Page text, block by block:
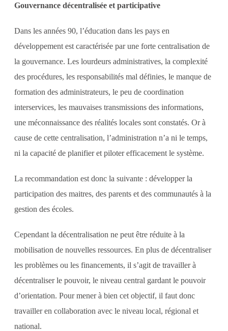
Gouvernance décentralisée et participative
Dans les années 90, l’éducation dans les pays en
développement est caractérisée par une forte centralisation de
la gouvernance. Les lourdeurs administratives, la complexité
des procédures, les responsabilités mal définies, le manque de
formation des administrateurs, le peu de coordination
interservices, les mauvaises transmissions des informations,
une méconnaissance des réalités locales sont constatés. Or à
cause de cette centralisation, l’administration n’a ni le temps,
ni la capacité de planifier et piloter efficacement le système.
La recommandation est donc la suivante : développer la
participation des maitres, des parents et des communautés à la
gestion des écoles.
Cependant la décentralisation ne peut être réduite à la
mobilisation de nouvelles ressources. En plus de décentraliser
les problèmes ou les financements, il s’agit de travailler à
décentraliser le pouvoir, le niveau central gardant le pouvoir
d’orientation. Pour mener à bien cet objectif, il faut donc
travailler en collaboration avec le niveau local, régional et
national.